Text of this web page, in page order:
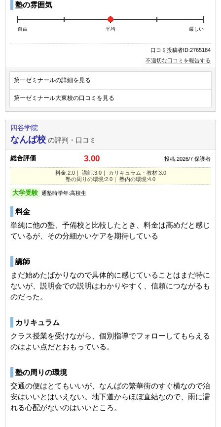
塾の雰囲気
自由 平均 厳しい
口コミ投稿者ID:2765184
不適切な口コミを報告する
第一ゼミナールの詳細を見る
第一ゼミナール大東校の口コミを見る
四谷学院
なんば校 の評判・口コミ
総合評価 3.00 投稿:2026/7 保護者
料金:2.0｜ 講師:3.0｜ カリキュラム・教材:3.0
塾の周りの環境:2.0｜ 塾内の環境:4.0
大学受験 通塾時学年:高校生
料金
単純に他の塾、予備校と比較したとき、料金は高めだと感じ
ているが、その分細かいケアを期待している
講師
まだ始めたばかりなので具体的に感じていることはまだ特に
ないが、説明会での説明はわかりやすく、信頼につながるも
のだった。
カリキュラム
クラス授業を受けながら、個別指導でフォローしてもらえる
のはよい点だとおもっている。
塾の周りの環境
交通の便はとてもいいが、なんばの繁華街のすぐ横なので治
安はいいとはいえない。地下道からほぼ直結なので、雨に濡
れる心配がないのはいいところ。